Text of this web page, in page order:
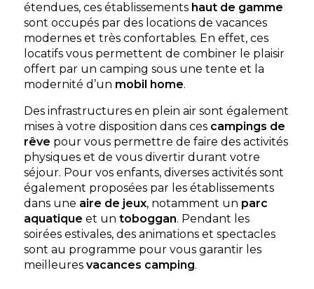
étendues, ces établissements haut de gamme
sont occupés par des locations de vacances
modernes et très confortables. En effet, ces
locatifs vous permettent de combiner le plaisir
offert par un camping sous une tente et la
modernité d’un mobil home.
Des infrastructures en plein air sont également
mises à votre disposition dans ces campings de
rêve pour vous permettre de faire des activités
physiques et de vous divertir durant votre
séjour. Pour vos enfants, diverses activités sont
également proposées par les établissements
dans une aire de jeux, notamment un parc
aquatique et untoboggan. Pendant les
soirées estivales, des animations et spectacles
sont au programme pour vous garantir les
meilleuresvacances camping.